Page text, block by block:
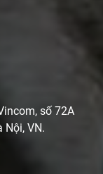
số 72A
Nội, VN.